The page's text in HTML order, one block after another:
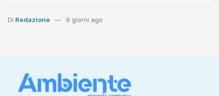
Di Redazione 6 giorni ago